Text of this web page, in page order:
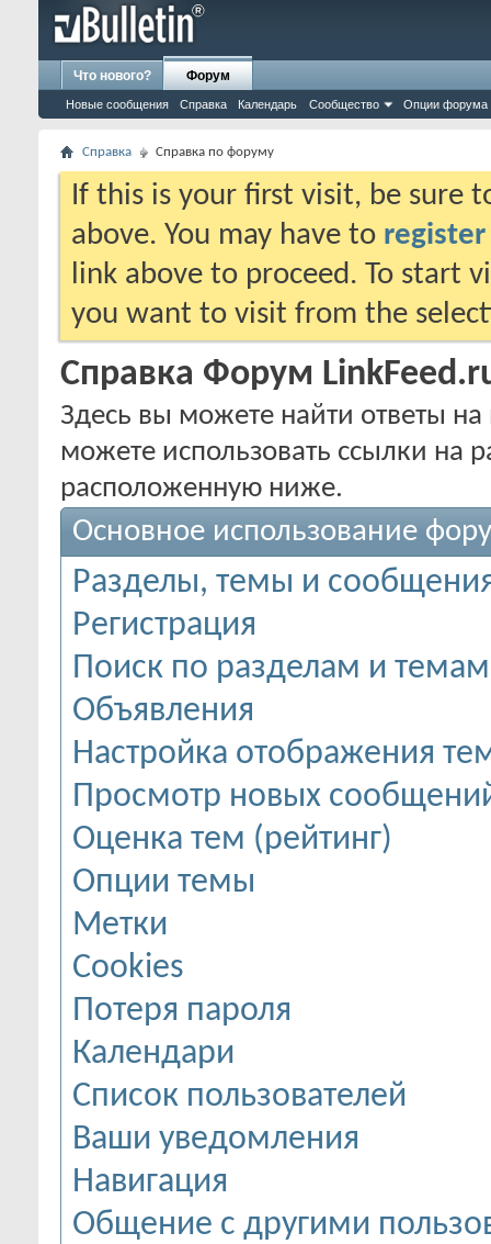
Что нового? Форум
Новые сообщения Справка Календарь Сообщество Опции форума
Справка Справка по форуму
If this is your first visit, be sure
above. You may have to register
link above to proceed. To start
you want to visit from the
Справка Форум
Здесь вы можете найти ответы
можете использовать ссылки на
расположенную ниже.
Основное использование
Разделы, темы и
Регистрация
Поиск по разделам и темам
Объявления
Настройка отображения
Просмотр новых
Оценка тем (рейтинг)
Опции темы
Метки
Cookies
Потеря пароля
Календари
Список пользователей
Ваши уведомления
Навигация
Общение с другими